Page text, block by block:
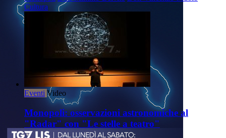
Cultura
Eventi Video
Monopoli: osservazioni astronomiche al
"Radar" con "Le stelle a teatro"